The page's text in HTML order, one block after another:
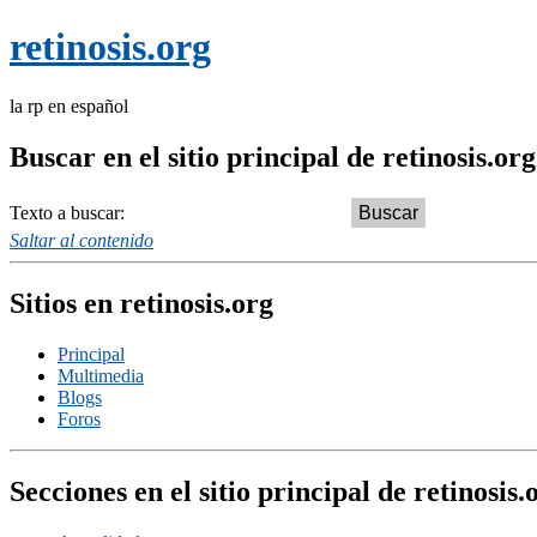
retinosis.org
la rp en español
Buscar en el sitio principal de retinosis.org
Texto a buscar:
Saltar al contenido
Sitios en retinosis.org
Principal
Multimedia
Blogs
Foros
Secciones en el sitio principal de